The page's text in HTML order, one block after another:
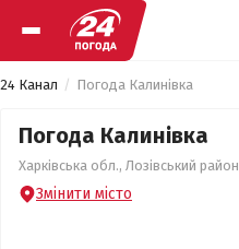
24 Канал Погода Калинівка
Погода Калинівка
Харківська обл., Лозівський
Змінити місто